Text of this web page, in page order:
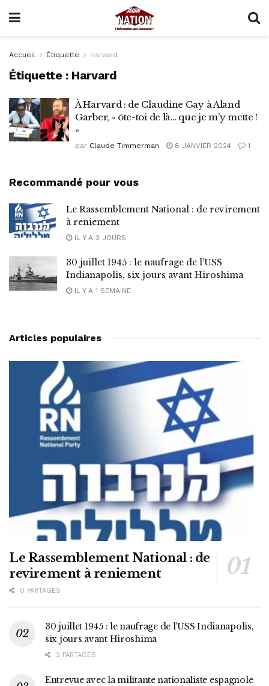
Accueil Étiquette Harvard
Étiquette : Harvard
À Harvard : de Claudine Gay à Aland
Garber, « ôte-toi de là… que je m’y mette !
»
par Claude Timmerman 8 JANVIER 2024 1
Recommandé pour vous
Le Rassemblement National : de revirement
à reniement
IL Y A 3 JOURS
30 juillet 1945 : le naufrage de l’USS
Indianapolis, six jours avant Hiroshima
IL Y A 1 SEMAINE
Articles populaires
Le Rassemblement National : de
revirement à reniement
0 PARTAGES
30 juillet 1945 : le naufrage de l’USS Indianapolis,
six jours avant Hiroshima
2 PARTAGES
Entrevue avec la militante nationaliste espagnole